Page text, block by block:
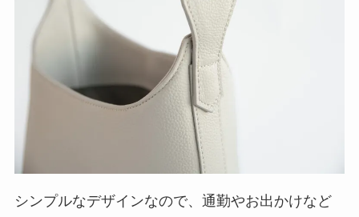
シンプルなデザインなので、通勤やお出かけなど